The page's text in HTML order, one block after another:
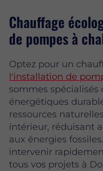
Chauffage
de pompes à
Optez pour un
l'installation de
sommes spécialisés
énergétiques
ressources
intérieur, réduisant
aux énergies
intervenir
tous vos projets à